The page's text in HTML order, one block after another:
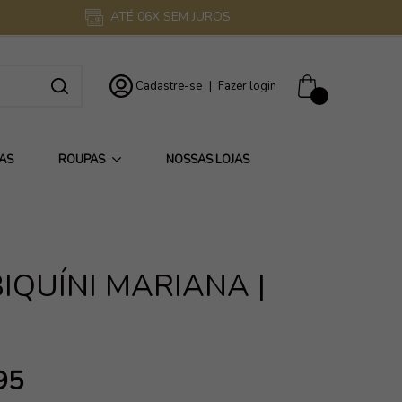
ATÉ 06X SEM JUROS
Cadastre-se Fazer login
ROUPAS NOSSAS LOJAS
MARIANA |